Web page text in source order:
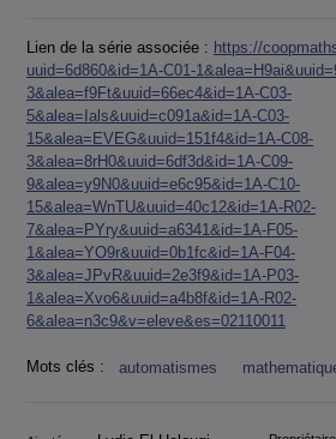
Lien de la série associée : https://
uuid=6d860&id=1A-C01-
3&alea=f9Ft&uuid=66ec4&id=1A-C03-
5&alea=Ials&uuid=c091a&id=1A-C03-
15&alea=EVEG&uuid=151f4&id=1A-C08-
3&alea=8rH0&uuid=6df3d&id=1A-C09-
9&alea=y9N0&uuid=e6c95&id=1A-C10-
15&alea=WnTU&uuid=40c12&id=1A-R02-
7&alea=PYry&uuid=a6341&id=1A-F05-
1&alea=YO9r&uuid=0b1fc&id=1A-F04-
3&alea=JPvR&uuid=2e3f9&id=1A-P03-
1&alea=Xvo6&uuid=a4b8f&id=1A-R02-
6&alea=n3c9&v=eleve&es=02110011
Mots clés : automatismes